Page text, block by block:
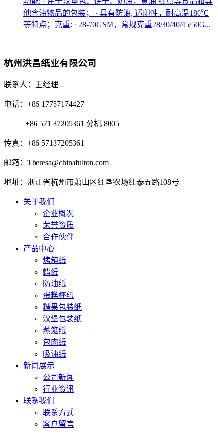
他含油物品的包装； · 具有防油, 适印性，耐高温180℃
等特点；克重: · 28-70GSM，常规克重28/30/40/45/50G...
杭州洪昌纸业有限公司
联系人：王经理
电话：+86 17757174427
+86 571 87205361 分机 8005
传真：+86 57187205361
邮箱：Theresa@chinafulton.com
地址：浙江省杭州市萧山区红垦农场红泰五路108号
关于我们
企业概况
荣誉资质
合作伙伴
产品中心
烤箱纸
蜡纸
防油纸
蛋糕杯纸
糖果包装纸
汉堡包装纸
蒸笼纸
包肉纸
吸油纸
新闻展示
公司新闻
行业资讯
联系我们
联系方式
客户留言